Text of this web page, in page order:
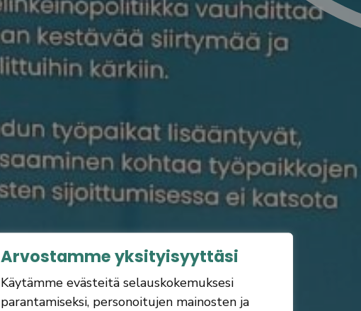
Arvostamme yksityisyyttäsi
Käytämme evästeitä selauskokemuksesi
parantamiseksi, personoitujen mainosten ja